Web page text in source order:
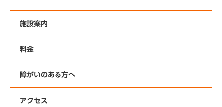
施設案内
料金
障がいのある方へ
アクセス